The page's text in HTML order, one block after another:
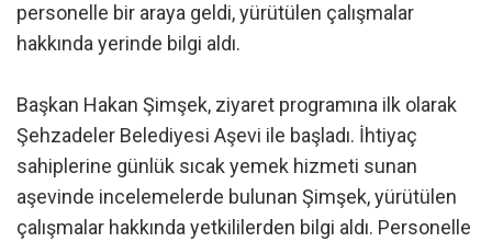
personelle bir araya geldi, yürütülen çalışmalar
hakkında yerinde bilgi aldı.
Başkan Hakan Şimşek, ziyaret programına ilk olarak
Şehzadeler Belediyesi Aşevi ile başladı. İhtiyaç
sahiplerine günlük sıcak yemek hizmeti sunan
aşevinde incelemelerde bulunan Şimşek, yürütülen
çalışmalar hakkında yetkililerden bilgi aldı. Personelle